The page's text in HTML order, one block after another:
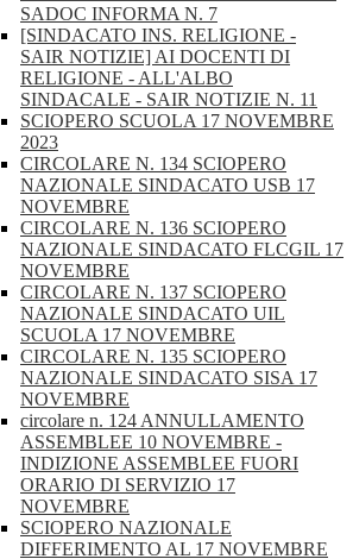
SADOC INFORMA N. 7
[SINDACATO INS. RELIGIONE -
SAIR NOTIZIE] AI DOCENTI DI
RELIGIONE - ALL'ALBO
SINDACALE - SAIR NOTIZIE N. 11
SCIOPERO SCUOLA 17 NOVEMBRE
2023
CIRCOLARE N. 134 SCIOPERO
NAZIONALE SINDACATO USB 17
NOVEMBRE
CIRCOLARE N. 136 SCIOPERO
NAZIONALE SINDACATO FLCGIL 17
NOVEMBRE
CIRCOLARE N. 137 SCIOPERO
NAZIONALE SINDACATO UIL
SCUOLA 17 NOVEMBRE
CIRCOLARE N. 135 SCIOPERO
NAZIONALE SINDACATO SISA 17
NOVEMBRE
circolare n. 124 ANNULLAMENTO
ASSEMBLEE 10 NOVEMBRE -
INDIZIONE ASSEMBLEE FUORI
ORARIO DI SERVIZIO 17
NOVEMBRE
SCIOPERO NAZIONALE
DIFFERIMENTO AL 17 NOVEMBRE